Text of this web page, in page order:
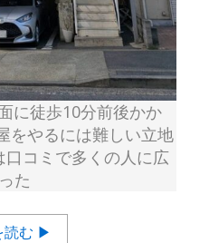
に徒歩10分前後かか
をやるには難しい立地
コミで多くの人に広
た
読む ▶